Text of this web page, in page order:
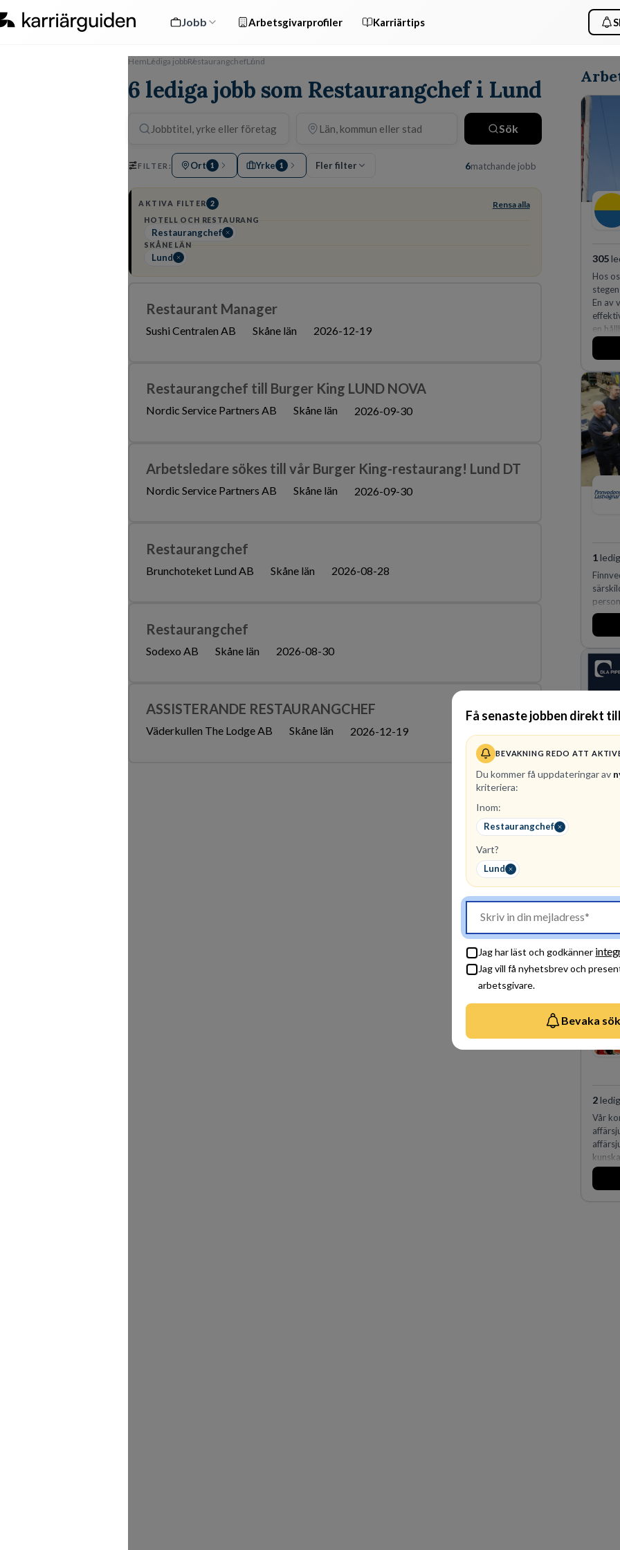
Jobb Arbetsgivarprofiler Karriärtips
Få senaste jobben direkt
BEVAKNING REDO ATT
Du kommer få uppdateringar av
kriteriera:
Inom:
Restaurangchef
Vart?
Lund
Jag har läst och godkänner
Jag vill få nyhetsbrev och
arbetsgivare.
Bevaka
HemLediga jobbRestaurangchefLund
6 lediga jobb som Restaurangchef i Lund
Sök
FILTER: Ort 1 Yrke 1 Fler filter 6matchande jobb
AKTIVA FILTER 2 Rensa alla
HOTELL OCH RESTAURANG
Restaurangchef
SKÅNE LÄN
Lund
Restaurant Manager
Sushi Centralen AB Skåne län 2026-12-19
Restaurangchef till Burger King LUND NOVA
Nordic Service Partners AB Skåne län 2026-09-30
Arbetsledare sökes till vår Burger King-restaurang! Lund DT
Nordic Service Partners AB Skåne län 2026-09-30
Restaurangchef
Brunchoteket Lund AB Skåne län 2026-08-28
Restaurangchef
Sodexo AB Skåne län 2026-08-30
ASSISTERANDE RESTAURANGCHEF
Väderkullen The Lodge AB Skåne län 2026-12-19
305
Hos
En av
en
fler
1
man
den
orter i
och
fler än
på
2
Vår